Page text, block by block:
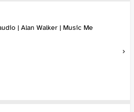
| Alan Walker | Music Me